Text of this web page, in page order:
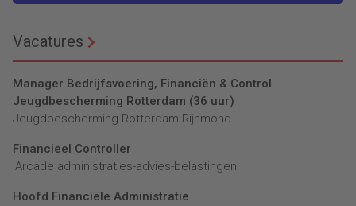
Vacatures
Manager Bedrijfsvoering, Financiën & Control
Jeugdbescherming Rotterdam (36 uur)
Jeugdbescherming Rotterdam Rijnmond
Financieel Controller
lArcade administraties-advies-belastingen
Hoofd Financiële Administratie